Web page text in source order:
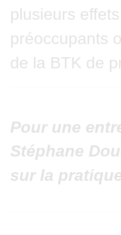
plusieurs
préoccupants
de la BTK de
Pour une
Stéphane
sur la